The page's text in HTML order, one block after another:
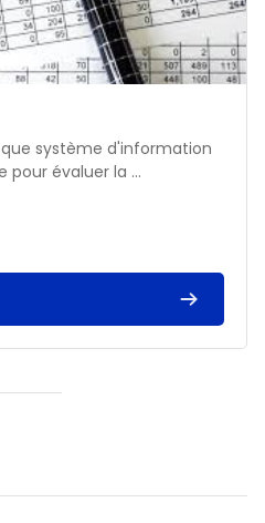
système d'information
pour évaluer la ...